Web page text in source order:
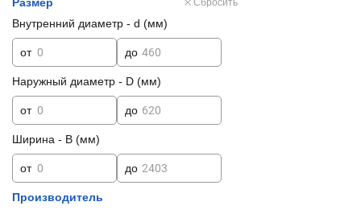
Сбросить
Внутренний диаметр - d (мм)
от до
Наружный диаметр - D (мм)
от до
Ширина - B (мм)
от до
Производитель